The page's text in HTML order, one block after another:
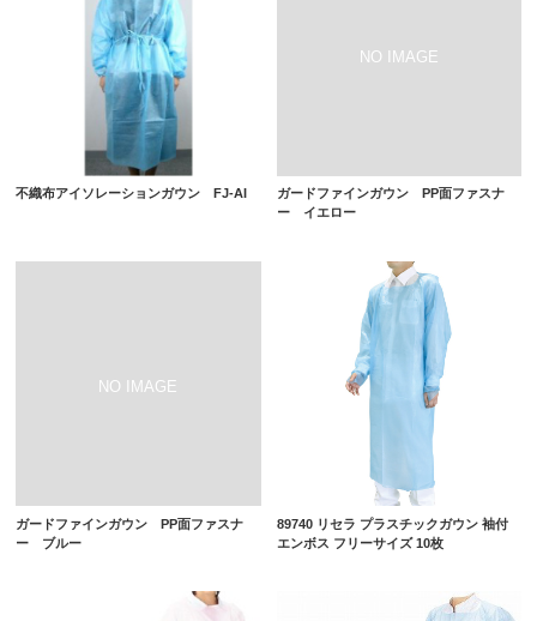
不織布アイソレーションガウン FJ-AI
ガードファインガウン PP面ファスナ
ー イエロー
ガードファインガウン PP面ファスナ
ー ブルー
89740 リセラ プラスチックガウン 袖付
エンボス フリーサイズ 10枚